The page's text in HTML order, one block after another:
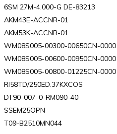
6SM 27M-4.000-G DE-83213
AKM43E-ACCNR-01
AKM53K-ACCNR-01
WM08S005-00300-00650CN-0000
WM08S005-00600-00950CN-0000
WM08S005-00800-01225CN-0000
RI58TD/250ED.37KXCOS
DT90-007-0-RM090-40
SSEM25OPN
T09-B2510MN044